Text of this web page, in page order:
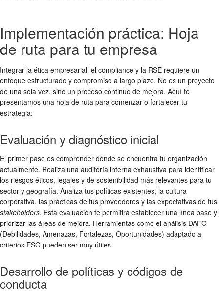
Implementación práctica: Hoja
de ruta para tu empresa
Integrar la ética empresarial, el compliance y la RSE requiere un
enfoque estructurado y compromiso a largo plazo. No es un proyecto
de una sola vez, sino un proceso continuo de mejora. Aquí te
presentamos una hoja de ruta para comenzar o fortalecer tu
estrategia:
Evaluación y diagnóstico inicial
El primer paso es comprender dónde se encuentra tu organización
actualmente. Realiza una auditoría interna exhaustiva para identificar
los riesgos éticos, legales y de sostenibilidad más relevantes para tu
sector y geografía. Analiza tus políticas existentes, la cultura
corporativa, las prácticas de tus proveedores y las expectativas de tus
stakeholders. Esta evaluación te permitirá establecer una línea base y
priorizar las áreas de mejora. Herramientas como el análisis DAFO
(Debilidades, Amenazas, Fortalezas, Oportunidades) adaptado a
criterios ESG pueden ser muy útiles.
Desarrollo de políticas y códigos de
conducta